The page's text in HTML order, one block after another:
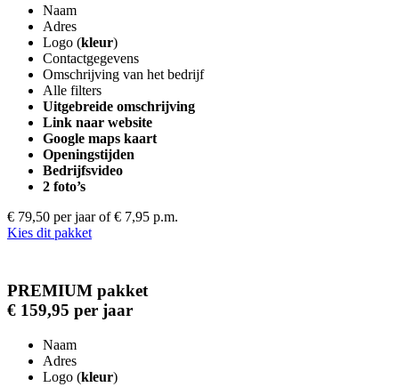
Naam
Adres
Logo (kleur)
Contactgegevens
Omschrijving van het bedrijf
Alle filters
Uitgebreide omschrijving
Link naar website
Google maps kaart
Openingstijden
Bedrijfsvideo
2 foto’s
€ 79,50 per jaar of € 7,95 p.m.
Kies dit pakket
PREMIUM pakket
€ 159,95 per jaar
Naam
Adres
Logo (kleur)